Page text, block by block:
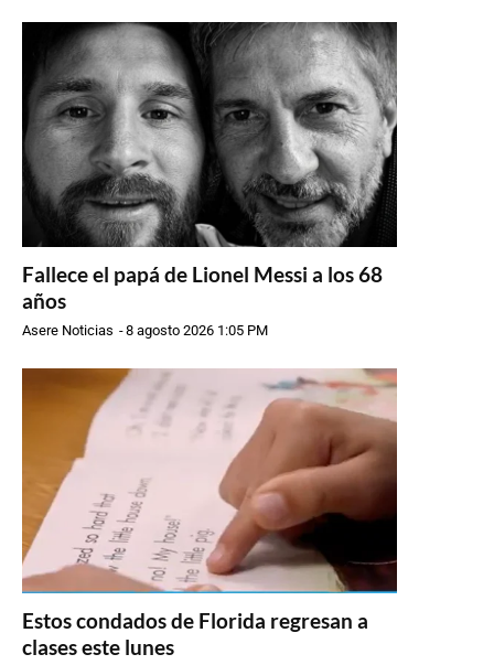
Fallece el papá de Lionel Messi a los 68
años
Asere Noticias -8 agosto 2026 1:05 PM
Estos condados de Florida regresan a
clases este lunes